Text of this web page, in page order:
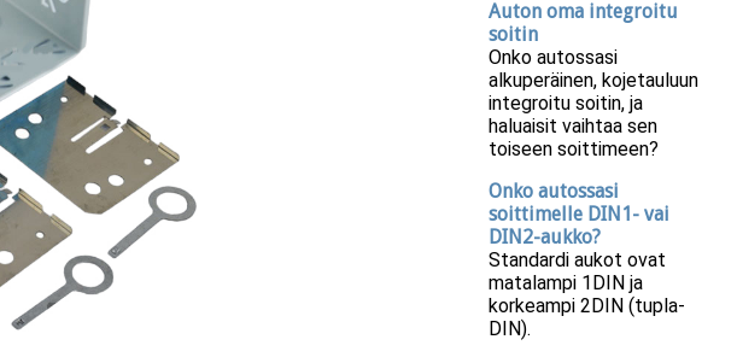
Auton oma integroitu
soitin
Onko autossasi
alkuperäinen, kojetauluun
integroitu soitin, ja
haluaisit vaihtaa sen
toiseen soittimeen?
Onko autossasi
soittimelle DIN1- vai
DIN2-aukko?
Standardi aukot ovat
matalampi 1DIN ja
korkeampi 2DIN (tupla-
DIN).